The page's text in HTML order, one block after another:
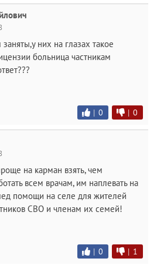
них на глазах такое
больница частникам
| 0 | 0
на карман взять, чем
всем врачам, им наплевать на
помощи на селе для жителей
СВО и членам их семей!
| 0 | 1